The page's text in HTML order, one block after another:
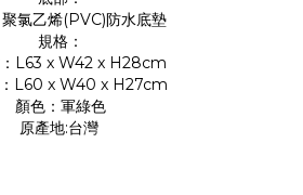
氯乙烯(PVC)防水底墊
規格：
L63 x W42 x H28cm
L60 x W40 x H27cm
顏色：軍綠色
原產地:台灣